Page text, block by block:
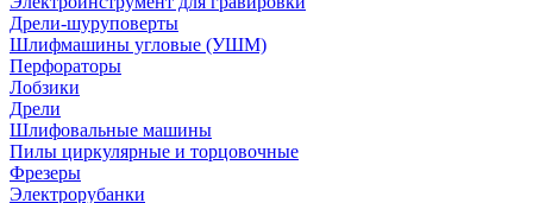
Дрели-шуруповерты
Шлифмашины угловые (УШМ)
Перфораторы
Лобзики
Дрели
Шлифовальные машины
Пилы циркулярные и торцовочные
Фрезеры
Электрорубанки